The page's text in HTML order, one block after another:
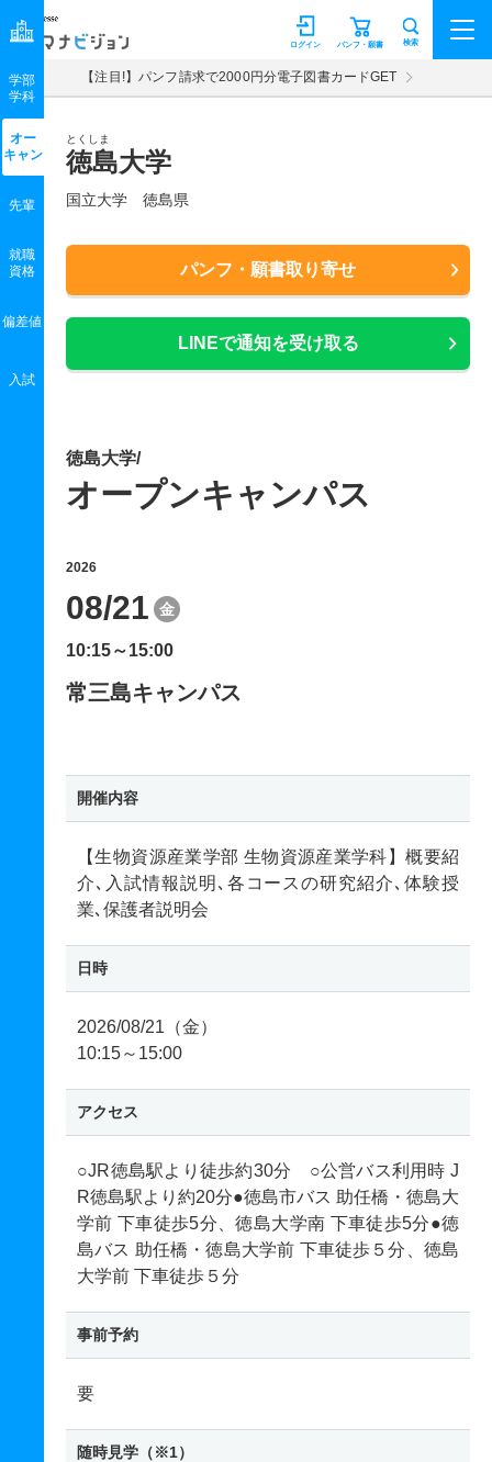
マナビジョン パンフ・願書
ログイン 検索
【注目!】パンフ請求で2000円分電子図書カードGET
とくしま
徳島大学
国立大学 徳島県
パンフ・願書取り寄せ
LINEで通知を受け取る
学部
学科
オー
キャン
先輩
就職
資格
偏差値
入試
徳島大学/
オープンキャンパス
2026
08/21 金
10:15～15:00
常三島キャンパス
開催内容
【生物資源産業学部 生物資源産業学科】概要紹
介､入試情報説明､各コースの研究紹介､体験授
業､保護者説明会
日時
2026/08/21（金）
10:15～15:00
アクセス
○JR徳島駅より徒歩約30分 ○公営バス利用時 J
R徳島駅より約20分●徳島市バス 助任橋・徳島大
学前 下車徒歩5分、徳島大学南 下車徒歩5分●徳
島バス 助任橋・徳島大学前 下車徒歩５分、徳島
大学前 下車徒歩５分
事前予約
要
随時見学（※1）